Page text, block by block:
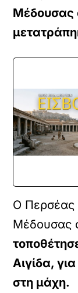
Μέδουσας
Ο Περσέας
Μέδουσας
Αιγίδα,
στη μάχη.